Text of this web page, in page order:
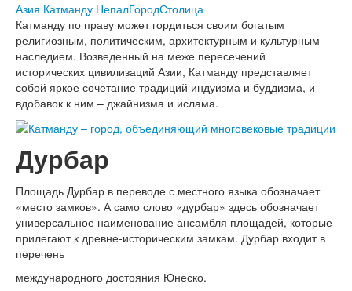
Азия Катманду НепалГородСтолица
Катманду по праву может гордиться своим богатым
религиозным, политическим, архитектурным и культурным
наследием. Возведенный на меже пересечений
исторических цивилизаций Азии, Катманду представляет
собой яркое сочетание традиций индуизма и буддизма, и
вдобавок к ним – джайнизма и ислама.
Дурбар
Площадь Дурбар в переводе с местного языка обозначает
«место замков». А само слово «дурбар» здесь обозначает
универсальное наименование ансамбля площадей, которые
прилегают к древне-историческим замкам. Дурбар входит в
перечень
международного достояния Юнеско.